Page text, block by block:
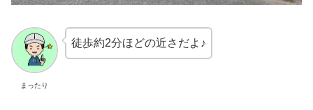
まったり
徒歩約2分ほどの近さだよ♪